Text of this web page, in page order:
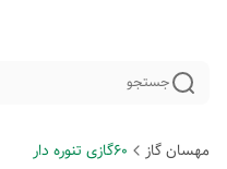
جستجو
مهسان گاز 60گازی تنوره دار